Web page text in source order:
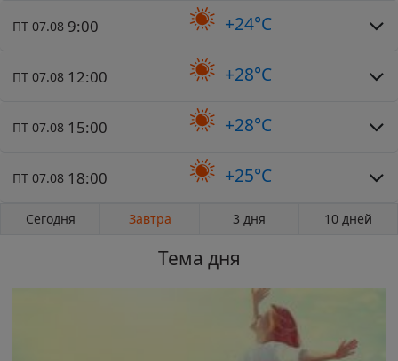
ПТ 07.08 9:00 +24°C
ПТ 07.08 12:00 +28°C
ПТ 07.08 15:00 +28°C
ПТ 07.08 18:00 +25°C
Сегодня Завтра 3 дня 10 дней
Тема дня